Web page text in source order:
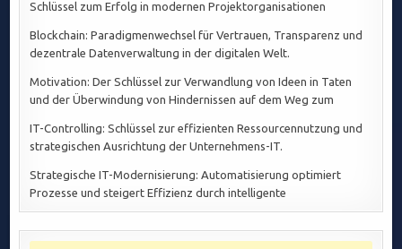
Schlüssel zum Erfolg in modernen Projektorganisationen
Blockchain: Paradigmenwechsel für Vertrauen, Transparenz und
dezentrale Datenverwaltung in der digitalen Welt.
Motivation: Der Schlüssel zur Verwandlung von Ideen in Taten
und der Überwindung von Hindernissen auf dem Weg zum
IT-Controlling: Schlüssel zur effizienten Ressourcennutzung und
strategischen Ausrichtung der Unternehmens-IT.
Strategische IT-Modernisierung: Automatisierung optimiert
Prozesse und steigert Effizienz durch intelligente